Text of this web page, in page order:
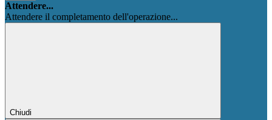
Attendere...
Attendere il completamento dell'operazione...
Chiudi